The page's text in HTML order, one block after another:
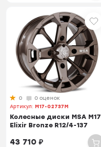
0
0 оценок
Артикул: M17-02737M
Колесные диски MSA M17
Elixir Bronze R12/4-137
43 710₽